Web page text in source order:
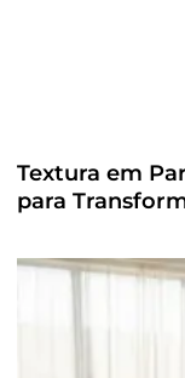
Textura em
para